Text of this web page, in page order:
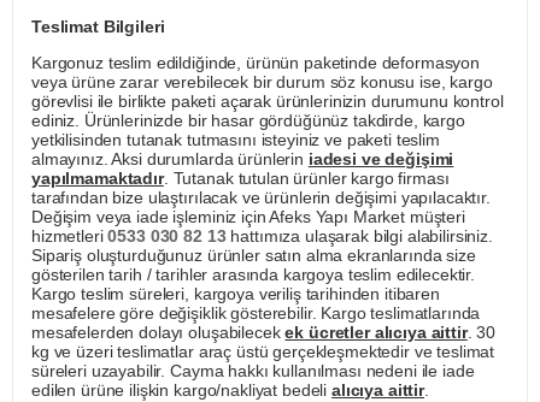
Teslimat Bilgileri
Kargonuz teslim edildiğinde, ürünün paketinde deformasyon
veya ürüne zarar verebilecek bir durum söz konusu ise, kargo
görevlisi ile birlikte paketi açarak ürünlerinizin durumunu kontrol
ediniz. Ürünlerinizde bir hasar gördüğünüz takdirde, kargo
yetkilisinden tutanak tutmasını isteyiniz ve paketi teslim
almayınız. Aksi durumlarda ürünlerin iadesi ve değişimi
yapılmamaktadır. Tutanak tutulan ürünler kargo firması
tarafından bize ulaştırılacak ve ürünlerin değişimi yapılacaktır.
Değişim veya iade işleminiz için Afeks Yapı Market müşteri
hizmetleri0533 030 82 13hattımıza ulaşarak bilgi alabilirsiniz.
Sipariş oluşturduğunuz ürünler satın alma ekranlarında size
gösterilen tarih / tarihler arasında kargoya teslim edilecektir.
Kargo teslim süreleri, kargoya veriliş tarihinden itibaren
mesafelere göre değişiklik gösterebilir. Kargo teslimatlarında
mesafelerden dolayı oluşabilecekek ücretler alıcıya aittir. 30
kg ve üzeri teslimatlar araç üstü gerçekleşmektedir ve teslimat
süreleri uzayabilir. Cayma hakkı kullanılması nedeni ile iade
edilen ürüne ilişkin kargo/nakliyat bedeli alıcıya aittir.